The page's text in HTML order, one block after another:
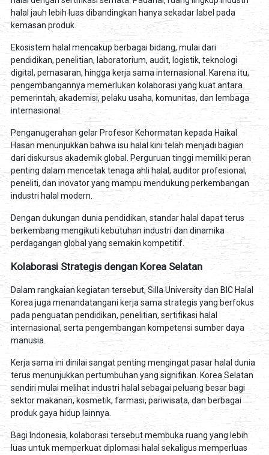
halal jauh lebih luas dibandingkan hanya sekadar label pada
kemasan produk.
Ekosistem halal mencakup berbagai bidang, mulai dari
pendidikan, penelitian, laboratorium, audit, logistik, teknologi
digital, pemasaran, hingga kerja sama internasional. Karena itu,
pengembangannya memerlukan kolaborasi yang kuat antara
pemerintah, akademisi, pelaku usaha, komunitas, dan lembaga
internasional.
Penganugerahan gelar Profesor Kehormatan kepada Haikal
Hasan menunjukkan bahwa isu halal kini telah menjadi bagian
dari diskursus akademik global. Perguruan tinggi memiliki peran
penting dalam mencetak tenaga ahli halal, auditor profesional,
peneliti, dan inovator yang mampu mendukung perkembangan
industri halal modern.
Dengan dukungan dunia pendidikan, standar halal dapat terus
berkembang mengikuti kebutuhan industri dan dinamika
perdagangan global yang semakin kompetitif.
Kolaborasi Strategis dengan Korea Selatan
Dalam rangkaian kegiatan tersebut, Silla University dan BIC Halal
Korea juga menandatangani kerja sama strategis yang berfokus
pada penguatan pendidikan, penelitian, sertifikasi halal
internasional, serta pengembangan kompetensi sumber daya
manusia.
Kerja sama ini dinilai sangat penting mengingat pasar halal dunia
terus menunjukkan pertumbuhan yang signifikan. Korea Selatan
sendiri mulai melihat industri halal sebagai peluang besar bagi
sektor makanan, kosmetik, farmasi, pariwisata, dan berbagai
produk gaya hidup lainnya.
Bagi Indonesia, kolaborasi tersebut membuka ruang yang lebih
luas untuk memperkuat diplomasi halal sekaligus memperluas